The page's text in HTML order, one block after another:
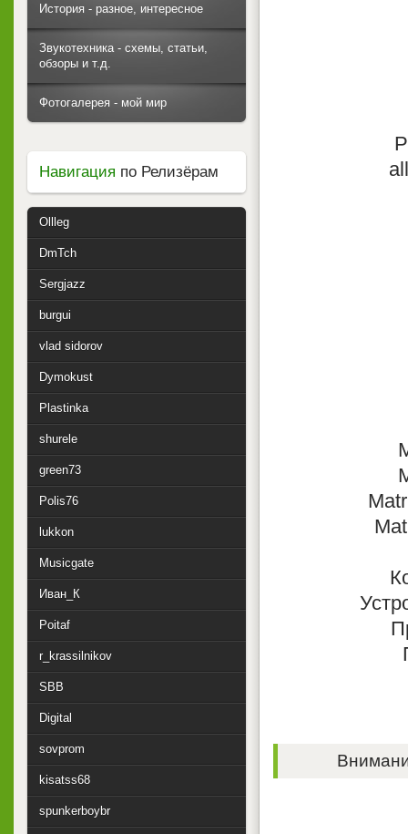
История - разное, интересное
Звукотехника - схемы, статьи,
обзоры и т.д.
Фотогалерея - мой мир
Навигация по Релизёрам
Ollleg
DmTch
Sergjazz
burgui
vlad sidorov
Dymokust
Plastinka
shurele
green73
Polis76
lukkon
Musicgate
Иван_К
Poitaf
r_krassilnikov
SBB
Digital
sovprom
kisatss68
spunkerboybr